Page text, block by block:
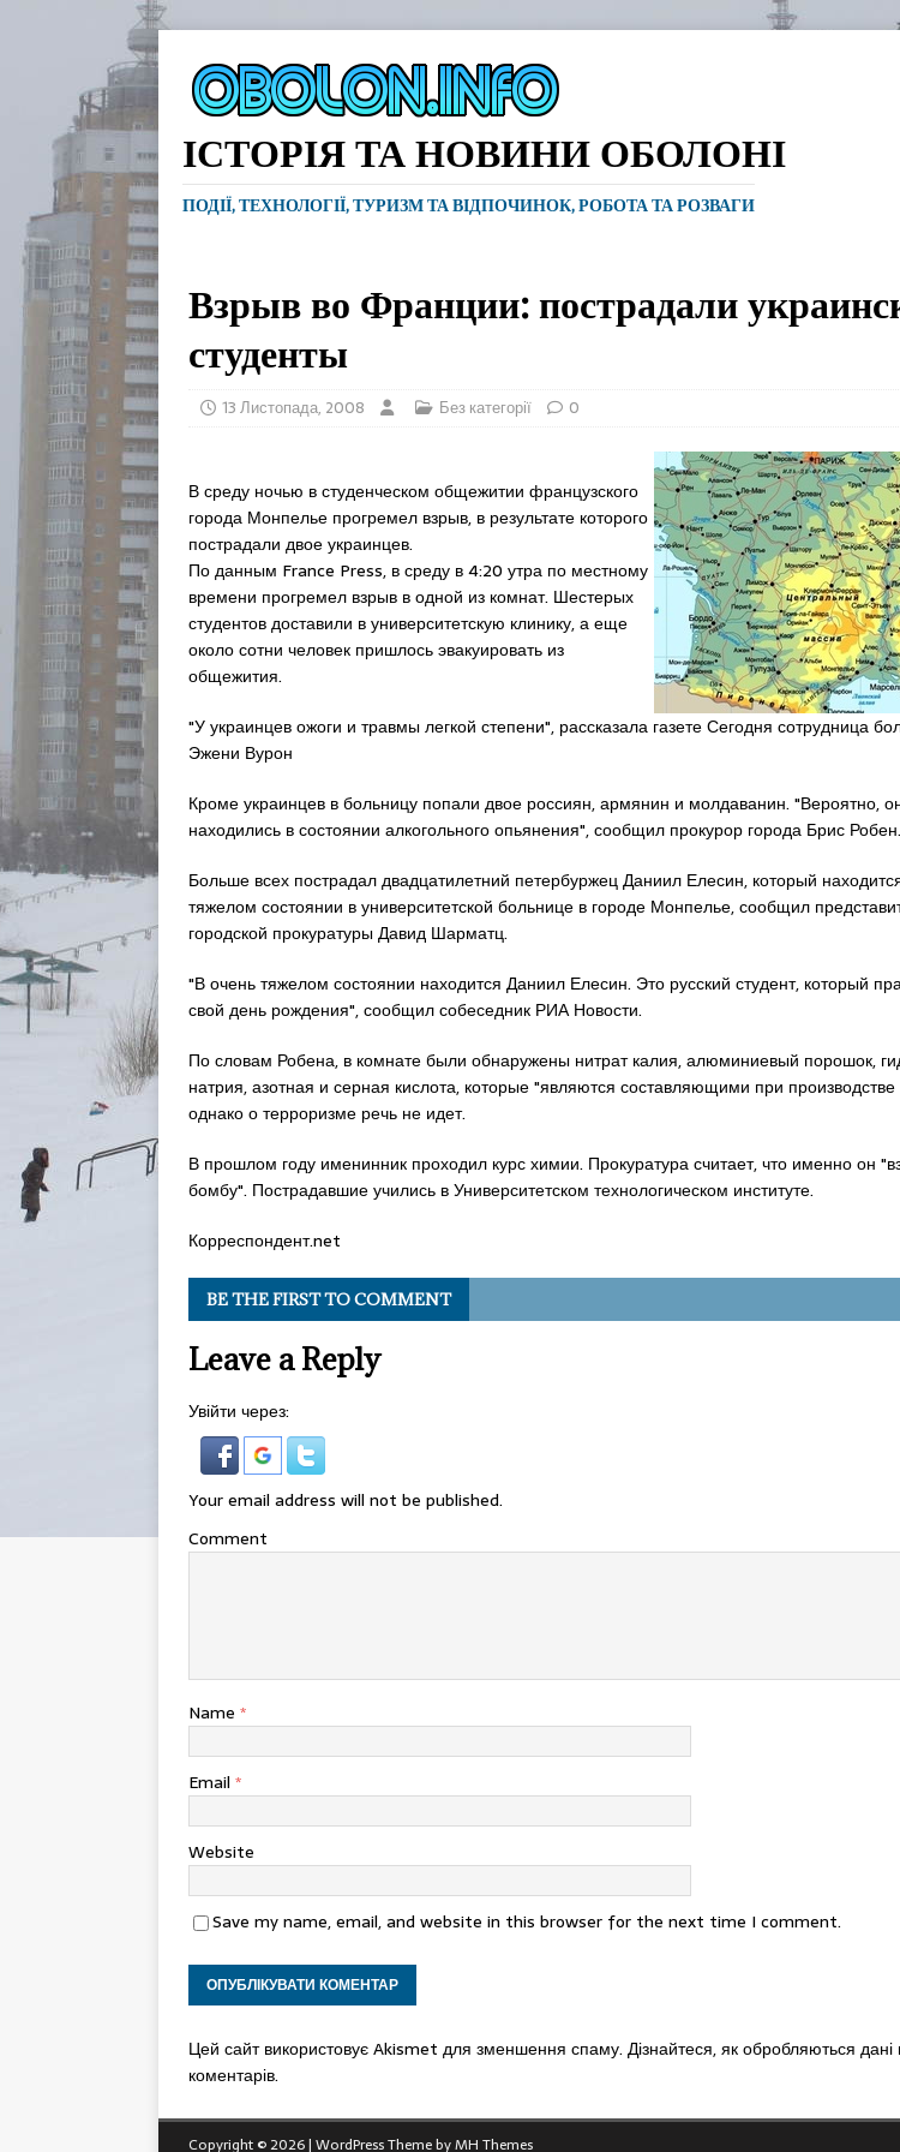
ІСТОРІЯ ТА НОВИНИ ОБОЛОНІ
ПОДІЇ, ТЕХНОЛОГІЇ, ТУРИЗМ ТА ВІДПОЧИНОК, РОБОТА ТА РОЗВАГИ
Взрыв во Франции: пострадали
студенты
13 Листопада, 2008 Без категорії 0
В среду ночью в студенческом общежитии французского
города Монпелье прогремел взрыв, в результате которого
пострадали двое украинцев.
По данным France Press, в среду в 4:20 утра по местному
времени прогремел взрыв в одной из комнат. Шестерых
студентов доставили в университетскую клинику, а еще
около сотни человек пришлось эвакуировать из
общежития.
"У украинцев ожоги и травмы легкой степени", рассказала газете Сегодня сотрудница
Эжени Вурон
Кроме украинцев в больницу попали двое россиян, армянин и молдаванин. "Вероятно,
находились в состоянии алкогольного опьянения", сообщил прокурор города Брис Робен.
Больше всех пострадал двадцатилетний петербуржец Даниил Елесин, который
тяжелом состоянии в университетской больнице в городе Монпелье, сообщил
городской прокуратуры Давид Шарматц.
"В очень тяжелом состоянии находится Даниил Елесин. Это русский студент, который
свой день рождения", сообщил собеседник РИА Новости.
По словам Робена, в комнате были обнаружены нитрат калия, алюминиевый порошок,
натрия, азотная и серная кислота, которые "являются составляющими при производстве
однако о терроризме речь не идет.
В прошлом году именинник проходил курс химии. Прокуратура считает, что именно он
бомбу". Пострадавшие учились в Университетском технологическом институте.
Корреспондент.net
BE THE FIRST TO COMMENT
Leave a Reply
Увійти через:
Your email address will not be published.
Comment
Name *
Email *
Website
Save my name, email, and website in this browser for the next time I comment.
Цей сайт використовує Akismet для зменшення спаму. Дізнайтеся, як обробляються
коментарів.
Copyright © 2026 | WordPress Theme byMH Themes